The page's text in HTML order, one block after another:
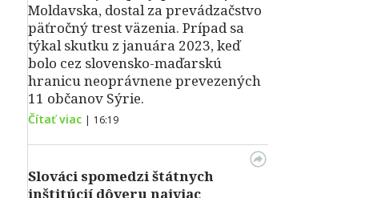
Moldavska, dostal za prevádzačstvo
päťročný trest väzenia. Prípad sa
týkal skutku z januára 2023, keď
bolo cez slovensko-maďarskú
hranicu neoprávnene prevezených
11 občanov Sýrie.
Čítať viac | 16:19
Slováci spomedzi štátnych
inštitúcií dôveru najviac